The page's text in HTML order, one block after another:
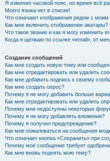
Я изменил часовой пояс, но время всё
Моего языка нет в списке!
Что означают изображения рядом с
Как мне включить отображение аватары?
Что такое звание и как я могу изменить
Когда я щёлкаю по ссылке «email», от
Создание сообщений
Как мне создать новую тему или
Как мне отредактировать или удалить
Как мне добавить подпись к своему
Как мне создать опрос?
Почему я не могу добавить больше
Как мне отредактировать или удалить
Почему мне недоступны некоторые
Почему я не могу добавлять вложения?
Почему я получил предупреждение?
Как мне пожаловаться на сообщения
Что означает кнопка «Сохранить» при
Почему моё сообщение требует
Как мне вновь поднять мою тему?